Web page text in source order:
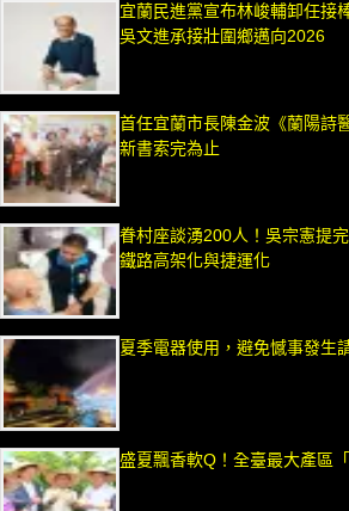
宜蘭民進黨宣布林峻輔卸任接
吳文進承接壯圍鄉邁向2026
首任宜蘭市長陳金波《蘭陽詩
新書索完為止
眷村座談湧200人！吳宗憲提
鐵路高架化與捷運化
夏季電器使用，避免憾事發生
盛夏飄香軟Q！全臺最大產區